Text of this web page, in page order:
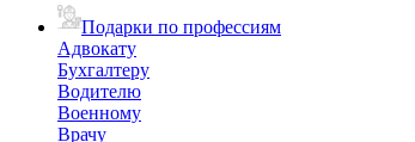
Подарки по профессиям
Адвокату
Бухгалтеру
Водителю
Военному
Врачу